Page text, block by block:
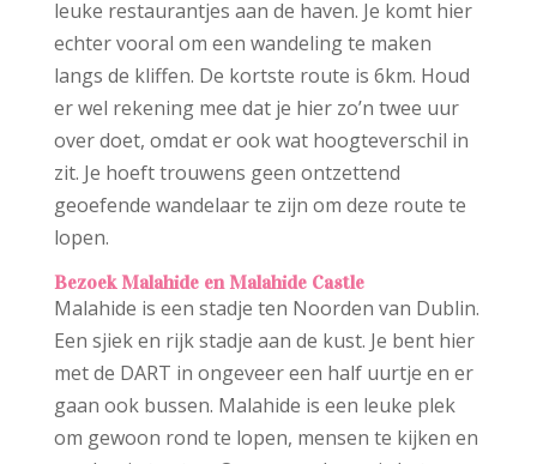
leuke restaurantjes aan de haven. Je komt hier
echter vooral om een wandeling te maken
langs de kliffen. De kortste route is 6km. Houd
er wel rekening mee dat je hier zo’n twee uur
over doet, omdat er ook wat hoogteverschil in
zit. Je hoeft trouwens geen ontzettend
geoefende wandelaar te zijn om deze route te
lopen.
Bezoek Malahide en Malahide Castle
Malahide is een stadje ten Noorden van Dublin.
Een sjiek en rijk stadje aan de kust. Je bent hier
met de DART in ongeveer een half uurtje en er
gaan ook bussen. Malahide is een leuke plek
om gewoon rond te lopen, mensen te kijken en